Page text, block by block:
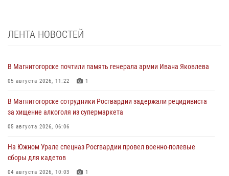
ЛЕНТА НОВОСТЕЙ
В Магнитогорске почтили память генерала армии Ивана Яковлева
05 августа 2026, 11:22 1
В Магнитогорске сотрудники Росгвардии задержали рецидивиста
за хищение алкоголя из супермаркета
05 августа 2026, 06:06
На Южном Урале спецназ Росгвардии провел военно-полевые
сборы для кадетов
04 августа 2026, 10:03 1